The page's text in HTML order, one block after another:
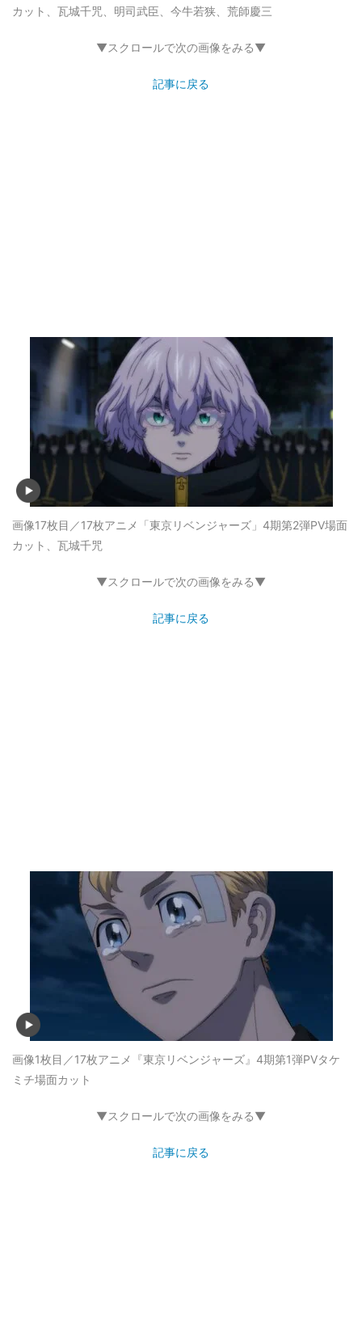
カット、瓦城千咒、明司武臣、今牛若狭、荒師慶三
▼スクロールで次の画像をみる▼
記事に戻る
画像17枚目／17枚アニメ「東京リベンジャーズ」4期第2弾PV場面
カット、瓦城千咒
▼スクロールで次の画像をみる▼
記事に戻る
画像1枚目／17枚アニメ『東京リベンジャーズ』4期第1弾PVタケ
ミチ場面カット
▼スクロールで次の画像をみる▼
記事に戻る